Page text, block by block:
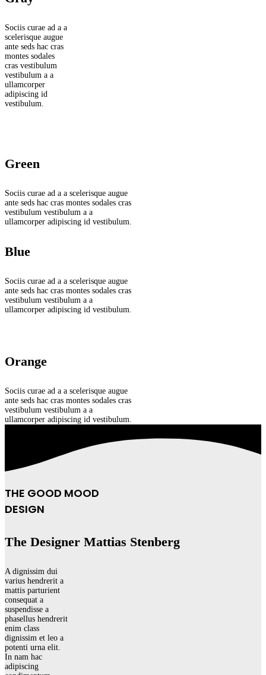
Sociis curae ad a a
scelerisque augue
ante seds hac cras
montes sodales
cras vestibulum
vestibulum a a
ullamcorper
adipiscing id
vestibulum.
Green
Sociis curae ad a a scelerisque augue
ante seds hac cras montes sodales cras
vestibulum vestibulum a a
ullamcorper adipiscing id vestibulum.
Blue
Sociis curae ad a a scelerisque augue
ante seds hac cras montes sodales cras
vestibulum vestibulum a a
ullamcorper adipiscing id vestibulum.
Orange
Sociis curae ad a a scelerisque augue
ante seds hac cras montes sodales cras
vestibulum vestibulum a a
ullamcorper adipiscing id vestibulum.
THE GOOD MOOD
DESIGN
The Designer Mattias Stenberg
A dignissim dui
varius hendrerit a
mattis parturient
consequat a
suspendisse a
phasellus hendrerit
enim class
dignissim et leo a
potenti urna elit.
In nam hac
adipiscing